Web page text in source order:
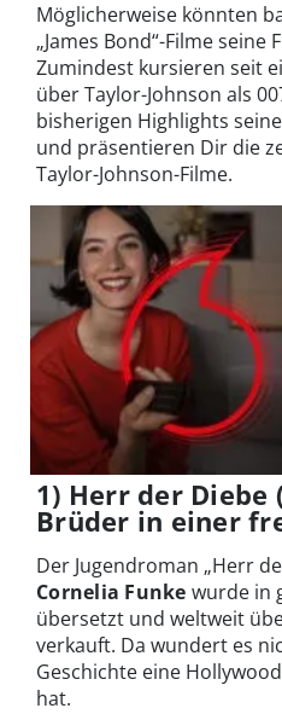
Möglicherweise könnten
„James Bond“-Filme
Zumindest kursieren seit
über Taylor-Johnson als
bisherigen Highlights
und präsentieren Dir die
Taylor-Johnson-Filme.
1) Herr der Diebe
Brüder in einer
Der Jugendroman „Herr
Cornelia Funke wurde in
übersetzt und weltweit
verkauft. Da wundert es
Geschichte eine
hat.